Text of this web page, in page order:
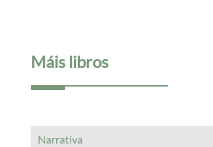
Máis libros
Narrativa